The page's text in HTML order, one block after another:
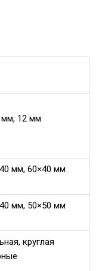
12 мм
мм, 60×40 мм
мм, 50×50 мм
круглая